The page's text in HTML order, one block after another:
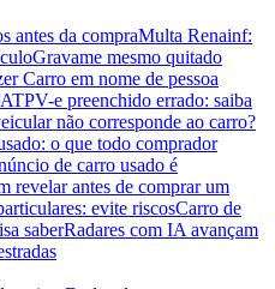
antes da compraMulta Renainf:
Gravame mesmo quitado
Carro em nome de pessoa
ATPV-e preenchido errado: saiba
não corresponde ao carro?
o que todo comprador
de carro usado é
revelar antes de comprar um
evite riscosCarro de
saberRadares com IA avançam